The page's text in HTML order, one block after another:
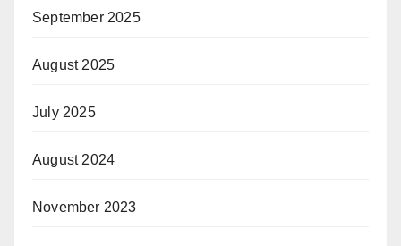
September 2025
August 2025
July 2025
August 2024
November 2023